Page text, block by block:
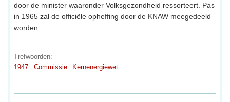
door de minister waaronder Volksgezondheid ressorteert. Pas
in 1965 zal de officiële opheffing door de KNAW meegedeeld
worden.
Trefwoorden:
1947
Commissie Kernenergiewet